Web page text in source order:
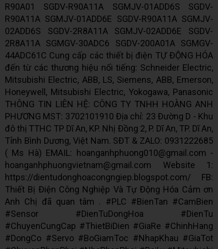
R90A01 SGDV-R90A11A SGMJV-01ADD6S SGDV-
R90A11A SGMJV-01ADD6E SGDV-R90A11A SGMJV-
02ADD6S SGDV-2R8A11A SGMJV-02ADD6E SGDV-
2R8A11A SGMGV-30ADC6 SGDV-200A01A SGMGV-
44ADC61C Cung cấp các thiết bị điện TỰ ĐỘNG HÓA
đến từ các thương hiệu nổi tiếng: Schneider Electric,
Mitsubishi Electric, ABB, LS, Siemens, ABB, Emerson,
Honeywell, Mitsubishi Electric, Yokogawa, Panasonic
THÔNG TIN LIÊN HỆ: CÔNG TY TNHH HOÀNG ANH
PHƯƠNG MST: 3702101910 Địa chỉ: 23 Đường D - Khu
đô thị TTHC TP Dĩ An, KP. Nhị Đồng 2, P. Dĩ An, TP. Dĩ An,
Tỉnh Bình Dương, Việt Nam. SĐT & ZALO: 0931222685
( Ms Hà) EMAIL: hoanganhphuong010@gmail.com -
hoanganhphuongvietnam@gmail.com Website 1:
https://dientudonghoacongngiep.blogspot.com/ FB:
Thiết Bị Điện Công Nghiệp Và Tự Động Hóa Cảm ơn
Anh Chị đã quan tâm . #PLC #BienTan #CamBien
#Sensor #DienTuDongHoa #DienTu
#ChuyenCungCap #ThietBiDien #GiaRe #ChinhHang
#DongCo #Servo #BoGiamToc #NhapKhau #GiaTot